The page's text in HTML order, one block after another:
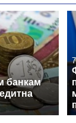
банкам